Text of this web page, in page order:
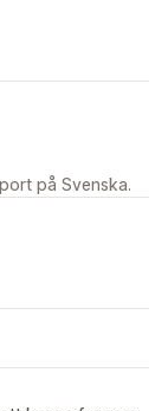
på Svenska.